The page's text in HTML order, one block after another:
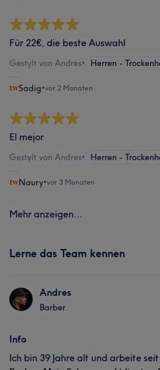
Für 22€, die beste Auswahl
Gestylt von Andres• Herren -
Sadig•vor 2 Monaten
El mejor
Gestylt von Andres• Herren -
Naury•vor 3 Monaten
Mehr anzeigen...
Lerne das Team kennen
Andres
Barber
Info
Ich bin 39 Jahre alt und arbeite